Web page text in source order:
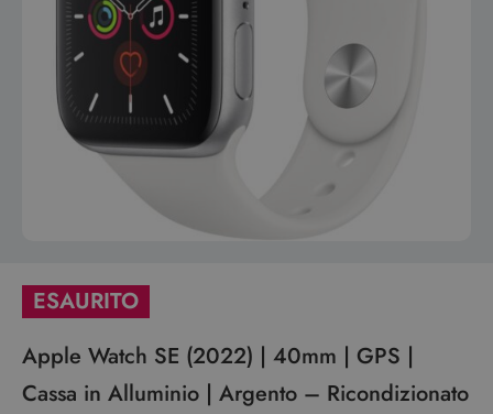
ESAURITO
Apple Watch SE (2022) | 40mm | GPS |
Cassa in Alluminio | Argento – Ricondizionato